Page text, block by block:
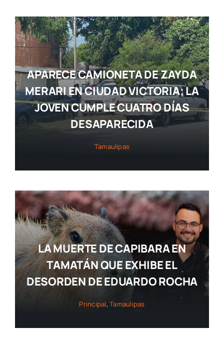
APARECE CAMIONETA DE ZAYDA
MERARI EN CIUDAD VICTORIA; LA
JOVEN CUMPLE CUATRO DÍAS
DESAPARECIDA
Tamaulipas
LA MUERTE DE CAPIBARA EN
TAMATÁN QUE EXHIBE EL
DESORDEN DE EDUARDO ROCHA
Principal,Tamaulipas